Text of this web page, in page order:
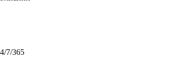
7/365